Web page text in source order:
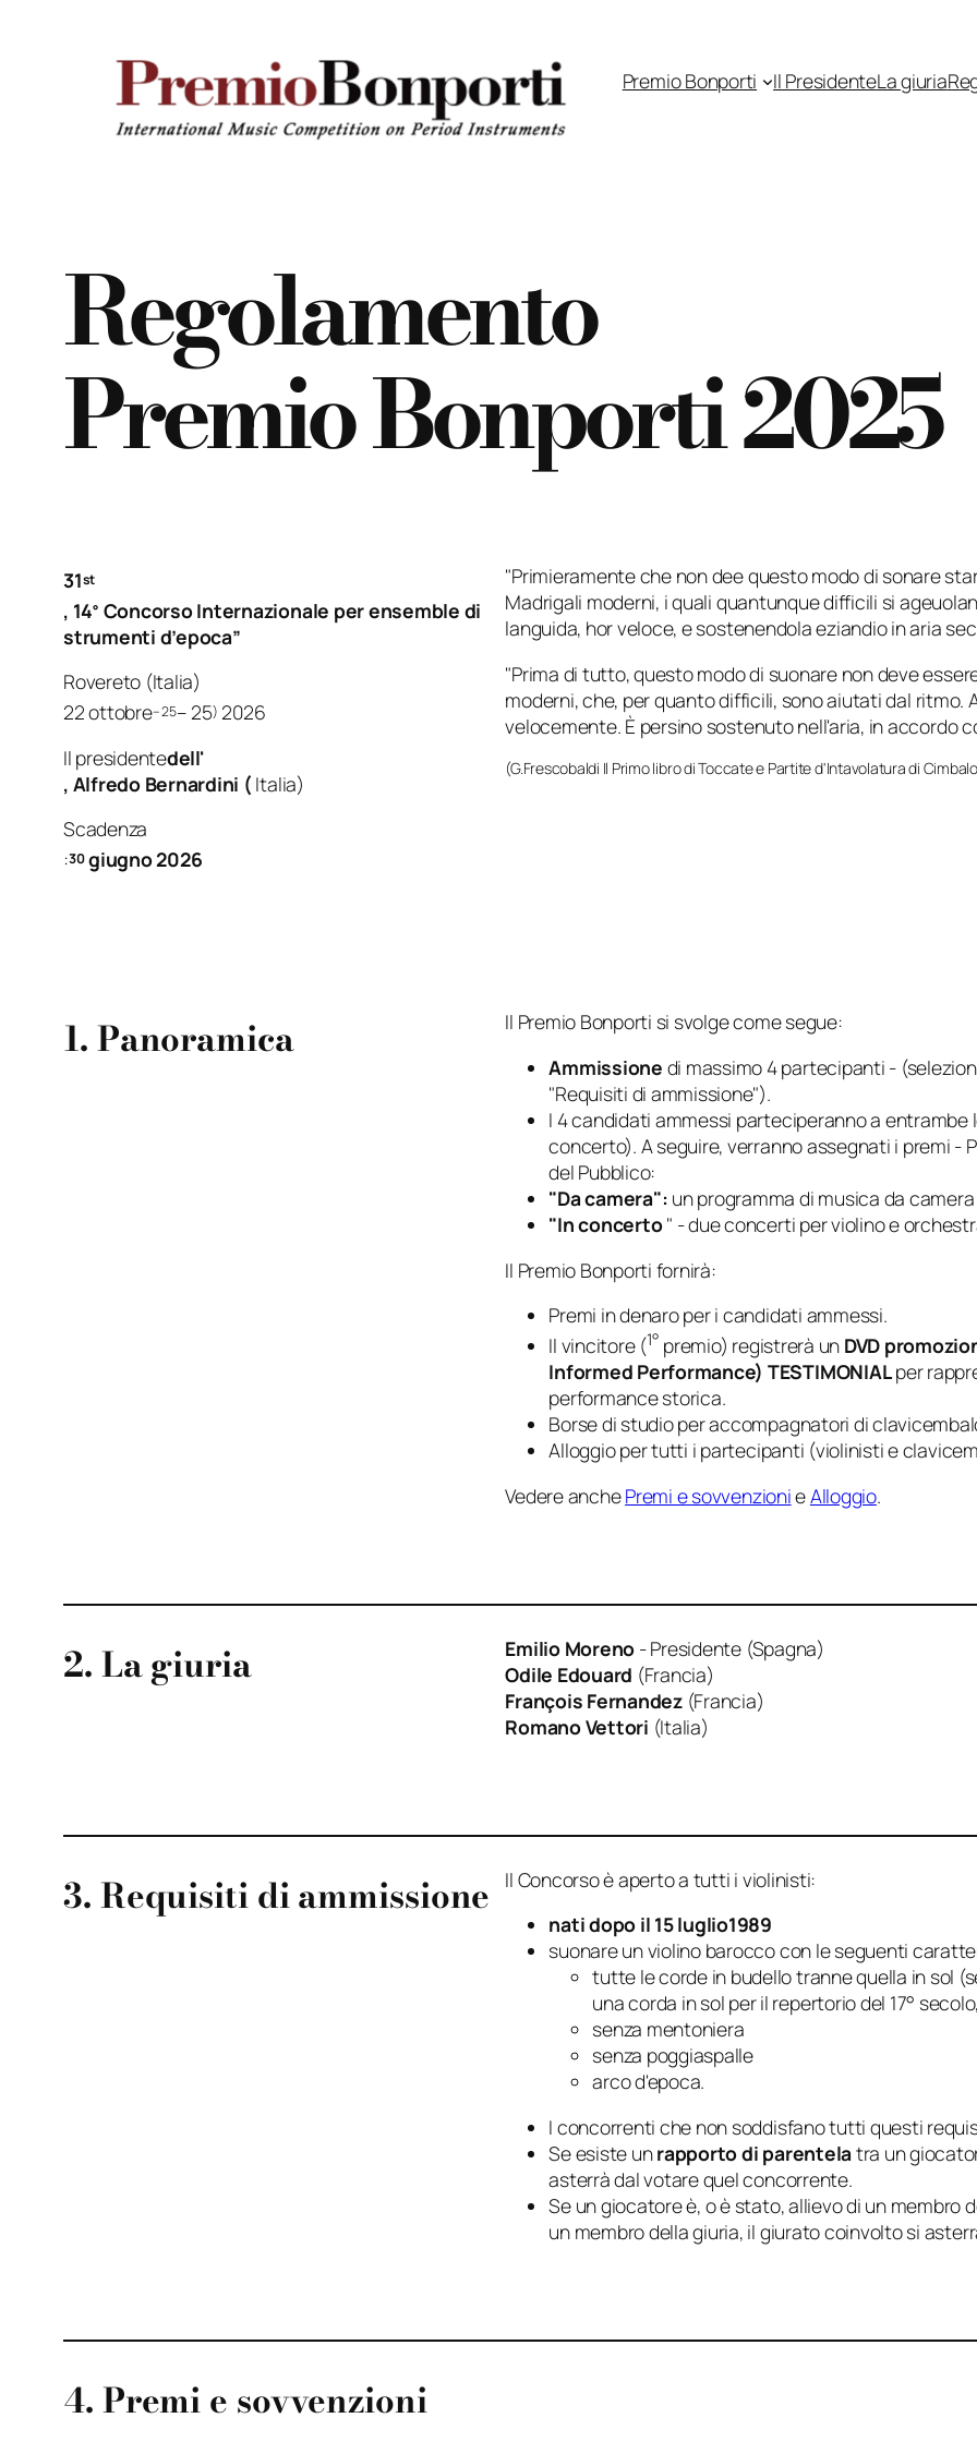
Premio Bonporti Il PresidenteLa giuria
Regolamento
Premio Bonporti 2025
31st
, 14° Concorso Internazionale per ensemble di
strumenti d’epoca”
Rovereto (Italia)
22 ottobre– 25– 25) 2026
Il presidentedell'
, Alfredo Bernardini ( Italia)
Scadenza
:30giugno 2026
"Primieramente che non dee questo modo di sonare
Madrigali moderni, i quali quantunque difficili si
languida, hor veloce, e sostenendola eziandio in aria
"Prima di tutto, questo modo di suonare non deve
moderni, che, per quanto difficili, sono aiutati dal
velocemente. È persino sostenuto nell'aria, in accordo
(G.Frescobaldi Il Primo libro di Toccate e Partite d'Intavolatura di
1. Panoramica
Il Premio Bonporti si svolge come segue:
Ammissione di massimo 4 partecipanti -
"Requisiti di ammissione").
I 4 candidati ammessi parteciperanno a entrambe
concerto). A seguire, verranno assegnati i premi -
del Pubblico:
"Da camera": un programma di musica da
"In concerto" - due concerti per violino e
Il Premio Bonporti fornirà:
Premi in denaro per i candidati ammessi.
Il vincitore (1° premio) registrerà un DVD
Informed Performance) TESTIMONIALper
performance storica.
Borse di studio per accompagnatori di
Alloggio per tutti i partecipanti (violinisti e
Vedere anchePremi e sovvenzionieAlloggio.
2. La giuria Emilio Moreno - Presidente (Spagna)
Odile Edouard (Francia)
François Fernandez(Francia)
Romano Vettori (Italia)
3. Requisiti di ammissione
Il Concorso è aperto a tutti i violinisti:
nati dopo il 15 luglio1989
suonare un violino barocco con le seguenti
tutte le corde in budello tranne quella in sol
una corda in sol per il repertorio del 17°
senza mentoniera
senza poggiaspalle
arco d'epoca.
I concorrenti che non soddisfano tutti questi
Se esiste unrapporto di parentela tra un
asterrà dal votare quel concorrente.
Se un giocatore è, o è stato, allievo di un membro
un membro della giuria, il giurato coinvolto si
4. Premi e sovvenzioni